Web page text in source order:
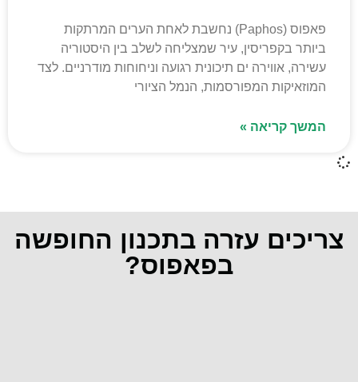
פאפוס (Paphos) נחשבת לאחת הערים המרתקות
ביותר בקפריסין, עיר שמצליחה לשלב בין היסטוריה
עשירה, אווירה ים תיכונית רגועה וניחוחות מודרניים. לצד
המוזאיקות המפורסמות, הנמל הציורי
המשך קריאה »
צריכים עזרה בתכנון החופשה
בפאפוס?